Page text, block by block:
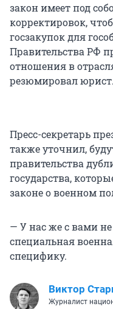
закон имеет под
корректировок,
госзакупок для
Правительства РФ
отношения в
резюмировал юрист.
Пресс-секретарь
также уточнил,
правительства
государства,
законе о военном
— У нас же с вами
специальная
специфику.
Виктор
Журналист